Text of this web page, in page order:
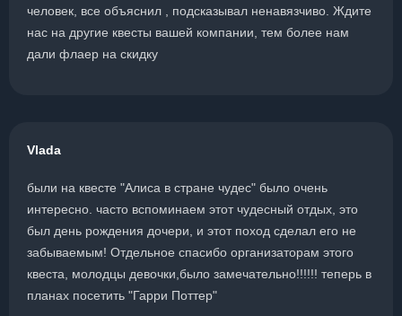
человек, все объяснил , подсказывал ненавязчиво. Ждите
нас на другие квесты вашей компании, тем более нам
дали флаер на скидку
Vlada
были на квесте "Алиса в стране чудес" было очень
интересно. часто вспоминаем этот чудесный отдых, это
был день рождения дочери, и этот поход сделал его не
забываемым! Отдельное спасибо организаторам этого
квеста, молодцы девочки,было замечательно!!!!!! теперь в
планах посетить "Гарри Поттер"